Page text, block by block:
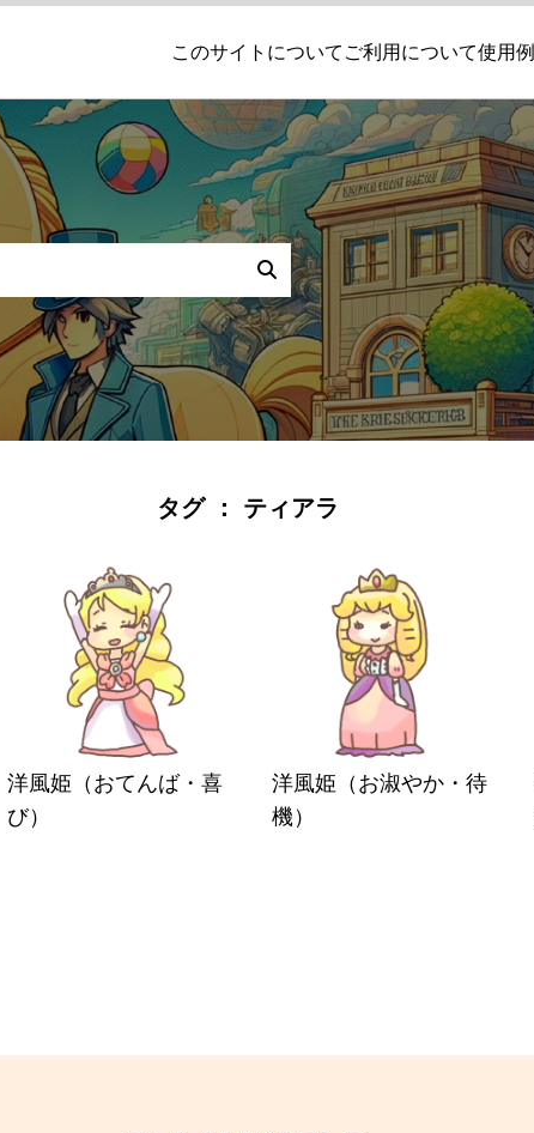
このサイトについて ご利用について使用例
タグ ： ティアラ
洋風姫（おてんば・喜
び）
洋風姫（お淑やか・待
機）